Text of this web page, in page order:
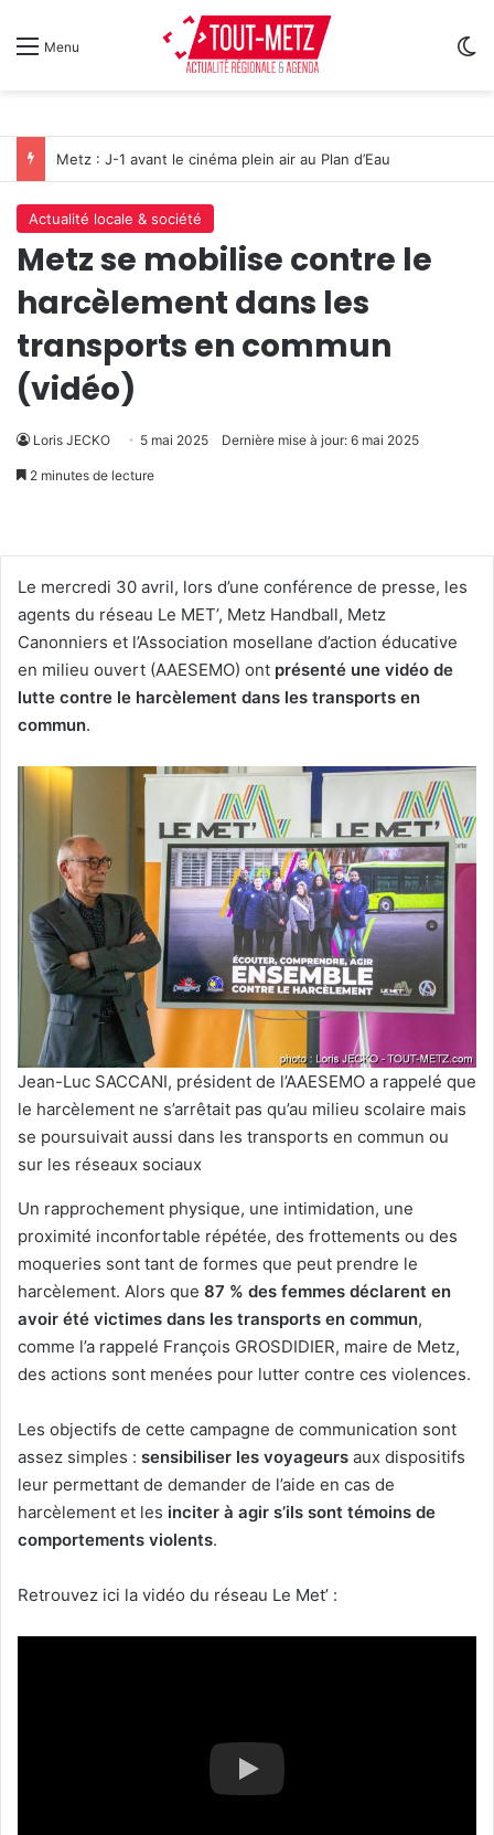
Menu
Metz : J-1 avant le cinéma plein air au Plan d’Eau
Actualité locale & société
Metz se mobilise contre le
harcèlement dans les
transports en commun
(vidéo)
Loris JECKO 5 mai 2025 Dernière mise à jour: 6 mai 2025
2 minutes de lecture
Le mercredi 30 avril, lors d’une conférence de presse, les
agents du réseau Le MET’, Metz Handball, Metz
Canonniers et l’Association mosellane d’action éducative
en milieu ouvert (AAESEMO) ont présenté une vidéo de
lutte contre le harcèlement dans les transports en
commun.
Jean-Luc SACCANI, président de l’AAESEMO a rappelé que
le harcèlement ne s’arrêtait pas qu’au milieu scolaire mais
se poursuivait aussi dans les transports en commun ou
sur les réseaux sociaux
Un rapprochement physique, une intimidation, une
proximité inconfortable répétée, des frottements ou des
moqueries sont tant de formes que peut prendre le
harcèlement. Alors que 87 % des femmes déclarent en
avoir été victimes dans les transports en commun,
comme l’a rappelé François GROSDIDIER, maire de Metz,
des actions sont menées pour lutter contre ces violences.
Les objectifs de cette campagne de communication sont
assez simples : sensibiliser les voyageurs aux dispositifs
leur permettant de demander de l’aide en cas de
harcèlement et les inciter à agir s’ils sont témoins de
comportements violents.
Retrouvez ici la vidéo du réseau Le Met’ :